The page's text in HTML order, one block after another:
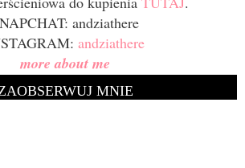
andziathere
andziathere
more about me
MNIE